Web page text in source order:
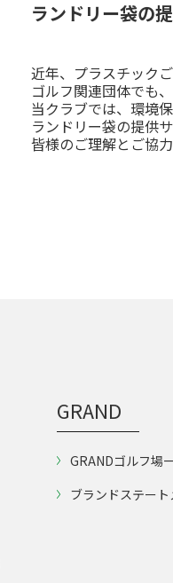
ランドリー袋の
近年、プラスチック
ゴルフ関連団体でも
当クラブでは、環境
ランドリー袋の提供
皆様のご理解とご協
GRAND
GRANDゴルフ場
ブランドステート